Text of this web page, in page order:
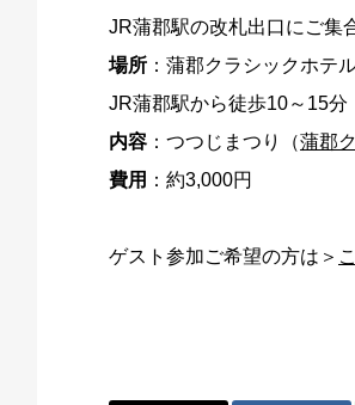
JR蒲郡駅の改札出口にご集
場所 ：蒲郡クラシックホテ
JR蒲郡駅から徒歩10～15分
内容 ：つつじまつり（蒲郡
費用 ：約3,000円
ゲスト参加ご希望の方は＞